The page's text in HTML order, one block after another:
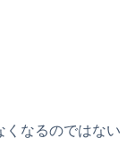
くなるのではない